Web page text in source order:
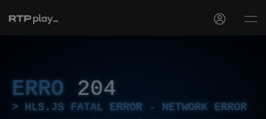
ERRO 204
HLS.JS FATAL ERROR - NETWORK ERROR